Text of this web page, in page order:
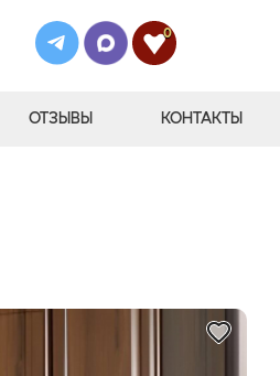
0
ОТЗЫВЫ КОНТАКТЫ